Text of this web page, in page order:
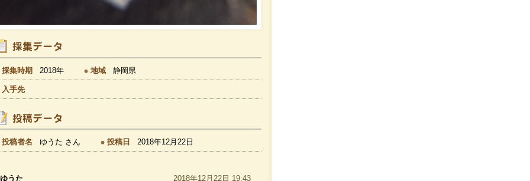
採集時期 2018年 地域 静岡県
入手先
投稿者名 ゆうた さん 投稿日 2018年12月22日
ゆうた
2018年12月22日 19:43